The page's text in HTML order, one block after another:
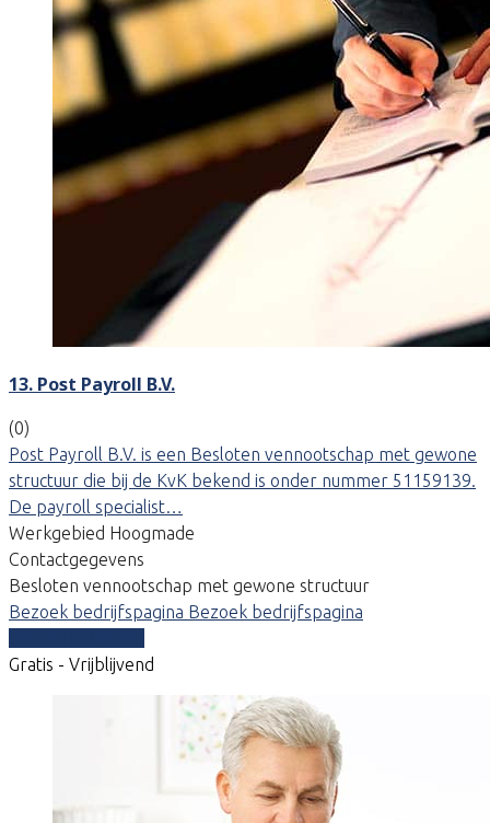
13. Post Payroll B.V.
(0)
Post Payroll B.V. is een Besloten vennootschap met gewone
structuur die bij de KvK bekend is onder nummer 51159139.
De payroll specialist…
Werkgebied Hoogmade
Contactgegevens
Besloten vennootschap met gewone structuur
Bezoek bedrijfspagina Bezoek bedrijfspagina
Gratis - Vrijblijvend